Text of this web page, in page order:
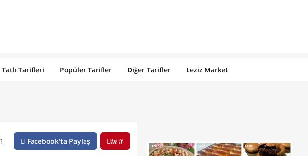
Tatlı Tarifleri Popüler Tarifler Diğer Tarifler Leziz Market
1 Facebook'ta Paylaş in it